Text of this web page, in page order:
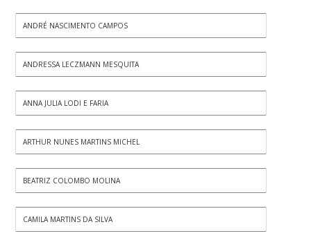
ANDRÉ NASCIMENTO CAMPOS
ANDRESSA LECZMANN MESQUITA
ANNA JULIA LODI E FARIA
ARTHUR NUNES MARTINS MICHEL
BEATRIZ COLOMBO MOLINA
CAMILA MARTINS DA SILVA